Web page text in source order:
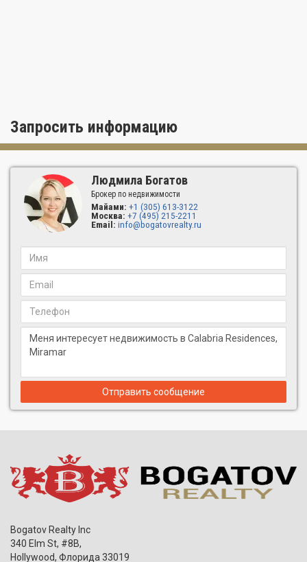
Запросить информацию
Людмила Богатов
Брокер по недвижимости
Майами: +1 (305) 613-3122
Москва: +7 (495) 215-2211
Email: info@bogatovrealty.ru
Отправить сообщение
Bogatov Realty Inc
340 Elm St, #8B,
Hollywood, Флорида 33019